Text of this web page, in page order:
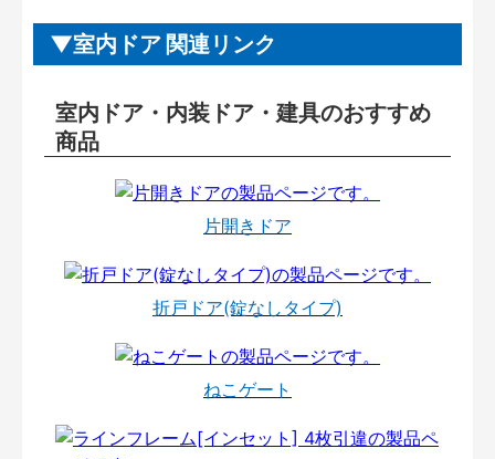
室内ドア 関連リンク
室内ドア・内装ドア・建具のおすすめ
商品
片開きドア
折戸ドア(錠なしタイプ)
ねこゲート